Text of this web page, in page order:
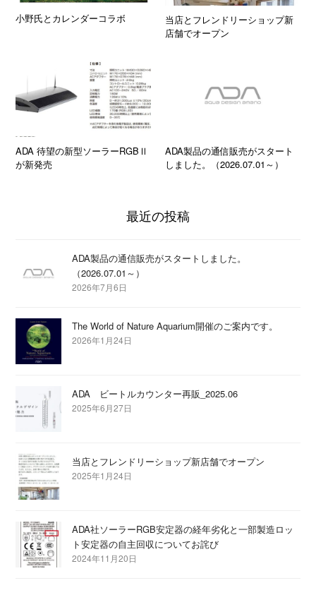
小野氏とカレンダーコラボ
当店とフレンドリーショップ新
店舗でオープン
ADA 待望の新型ソーラーRGBⅡ
が新発売
ADA製品の通信販売がスタート
しました。（2026.07.01～）
最近の投稿
ADA製品の通信販売がスタートしました。
（2026.07.01～）
2026年7月6日
The World of Nature Aquarium開催のご案内です。
2026年1月24日
ADA ビートルカウンター再販_2025.06
2025年6月27日
当店とフレンドリーショップ新店舗でオープン
2025年1月24日
ADA社ソーラーRGB安定器の経年劣化と一部製造ロッ
ト安定器の自主回収についてお詫び
2024年11月20日